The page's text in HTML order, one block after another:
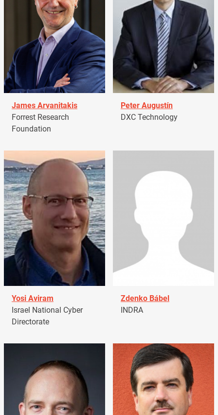
James Arvanitakis
Forrest Research
Foundation
Peter Augustín
DXC Technology
Yosi Aviram
Israel National Cyber
Directorate
Zdenko Bábel
INDRA